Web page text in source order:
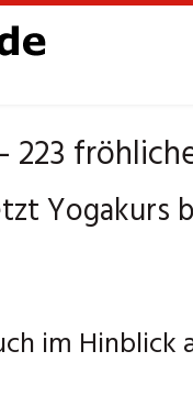
223
Yogakurs
im Hinblick